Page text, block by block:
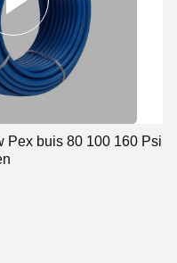
Pex buis 80 100 160 Psi